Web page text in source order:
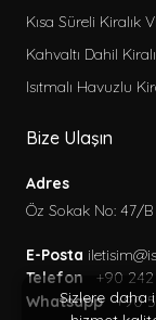
Kısa Süreli Kiralık
Kahvaltı Dahil
Isıtmalı Havuzlu
Bize Ulaşın
Adres
Öz Sokak No: 47/
E-Posta
Telefon
+90
Whatsapp +90
Sizlere daha